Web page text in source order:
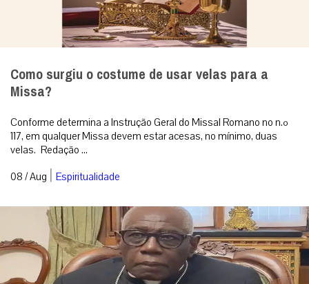
Como surgiu o costume de usar velas para a
Missa?
Conforme determina a Instrução Geral do Missal Romano no n.º
117, em qualquer Missa devem estar acesas, no mínimo, duas
velas. Redação ...
08 / Aug | Espiritualidade